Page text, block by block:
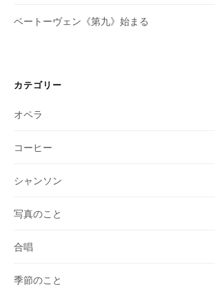
ベートーヴェン《第九》始まる
カテゴリー
オペラ
コーヒー
シャンソン
写真のこと
合唱
季節のこと